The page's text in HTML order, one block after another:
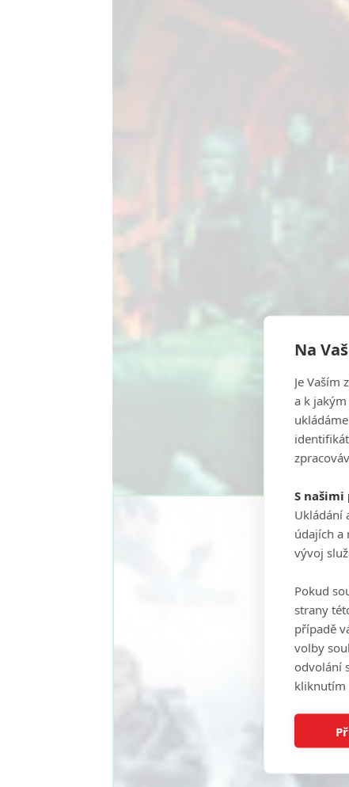
Na
Je Vaším
a k
S
Ukládání
údajích a
vývoj
Pokud
strany
případě
volby
odvolání
kliknutím